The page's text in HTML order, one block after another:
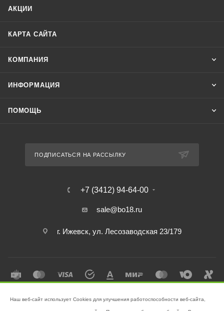
АКЦИИ
КАРТА САЙТА
КОМПАНИЯ
ИНФОРМАЦИЯ
ПОМОЩЬ
ПОДПИСАТЬСЯ НА РАССЫЛКУ
+7 (3412) 94-64-00
sale@bo18.ru
г. Ижевск, ул. Лесозаводская 23/179
Наш веб-сайт использует Cookies для улучшения работоспособности веб-сайта,